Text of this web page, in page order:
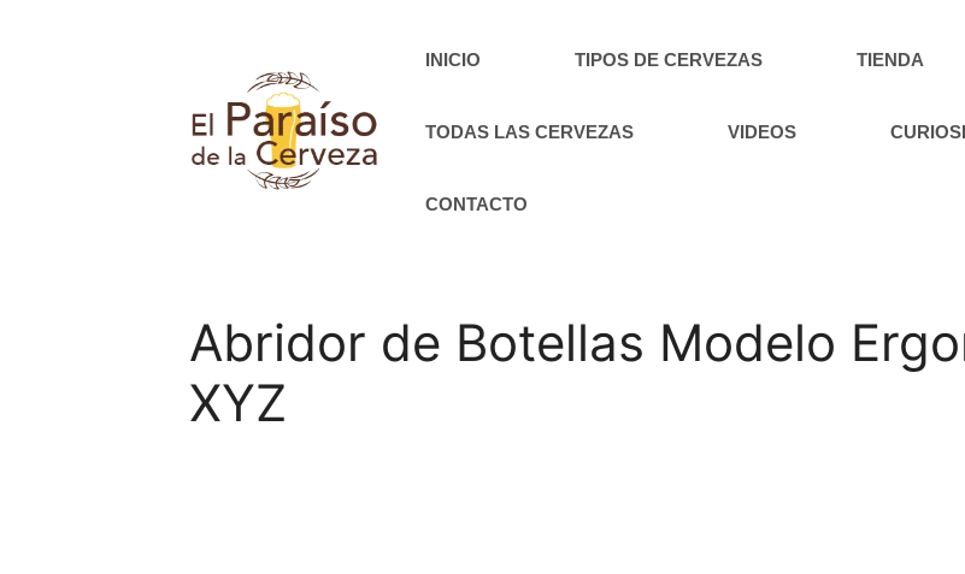
INICIO TIPOS DE CERVEZAS TIENDA
TODAS LAS CERVEZAS VIDEOS
CONTACTO
Abridor de Botellas Modelo
XYZ